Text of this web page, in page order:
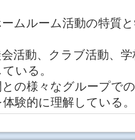
ームルーム活動の特質
会活動、クラブ活動、
いる。
との様々なグループで
験的に理解している。